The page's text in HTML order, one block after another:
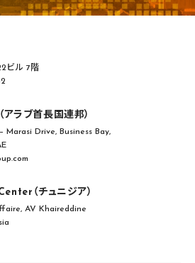
ビル 7階
ラブ首長国連邦）
Drive, Business Bay,
（チュニジア）
AV Khaireddine